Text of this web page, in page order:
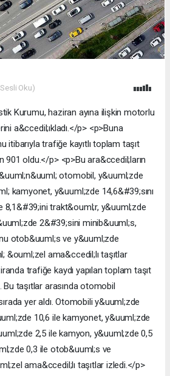
Oku)
Kurumu, haziran ayına ilişkin motorlu
a&ccedil;ıkladı.</p> <p>Buna
itibarıyla trafiğe kayıtlı toplam taşıt
901 oldu.</p> <p>Bu ara&ccedil;ların
otomobil, y&uuml;zde
kamyonet, y&uuml;zde 14,6&#39;sını
trakt&ouml;r, y&uuml;zde
2&#39;sini minib&uuml;s,
otob&uuml;s ve y&uuml;zde
&ouml;zel ama&ccedil;lı taşıtlar
trafiğe kaydı yapılan toplam taşıt
Bu taşıtlar arasında otomobil
yer aldı. Otomobili y&uuml;zde
10,6 ile kamyonet, y&uuml;zde
2,5 ile kamyon, y&uuml;zde 0,5
0,3 ile otob&uuml;s ve
ama&ccedil;lı taşıtlar izledi.</p>